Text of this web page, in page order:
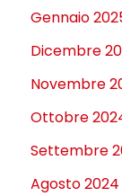
Gennaio
Dicembre
Novembre
Ottobre
Settembre
Agosto 2024